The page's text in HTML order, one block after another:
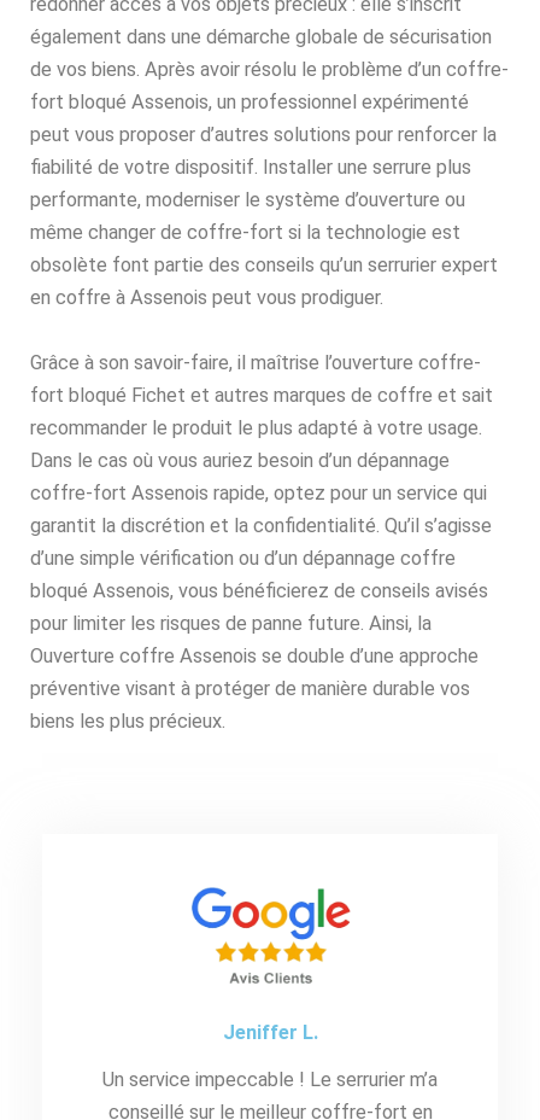
également dans une démarche globale de sécurisation
de vos biens. Après avoir résolu le problème d’un coffre-
fort bloqué Assenois, un professionnel expérimenté
peut vous proposer d’autres solutions pour renforcer la
fiabilité de votre dispositif. Installer une serrure plus
performante, moderniser le système d’ouverture ou
même changer de coffre-fort si la technologie est
obsolète font partie des conseils qu’un serrurier expert
en coffre à Assenois peut vous prodiguer.
Grâce à son savoir-faire, il maîtrise l’ouverture coffre-
fort bloqué Fichet et autres marques de coffre et sait
recommander le produit le plus adapté à votre usage.
Dans le cas où vous auriez besoin d’un dépannage
coffre-fort Assenois rapide, optez pour un service qui
garantit la discrétion et la confidentialité. Qu’il s’agisse
d’une simple vérification ou d’un dépannage coffre
bloqué Assenois, vous bénéficierez de conseils avisés
pour limiter les risques de panne future. Ainsi, la
Ouverture coffre Assenois se double d’une approche
préventive visant à protéger de manière durable vos
biens les plus précieux.
Jeniffer L.
Un service impeccable ! Le serrurier m’a
conseillé sur le meilleur coffre-fort en